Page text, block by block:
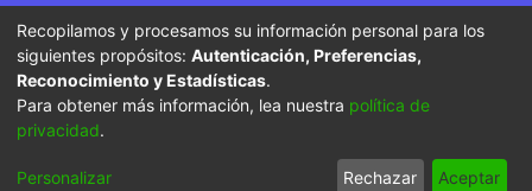
ventanillaunica@icesi.edu.co
La Universidad Icesi es una Institución de Educación
Superior que se encuentra sujeta a inspección y vigilancia
por parte del Ministerio de Educación Nacional.
Cookie
End User
Send
Recopilamos y procesamos su información personal para los
siguientes propósitos: Autenticación, Preferencias,
Reconocimiento y Estadísticas.
Para obtener más información, lea nuestra política de
privacidad.
Personalizar Rechazar Aceptar